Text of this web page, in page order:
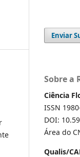
Enviar
Sobre a
Ciência
ISSN
DOI:
Área do
Qualis/